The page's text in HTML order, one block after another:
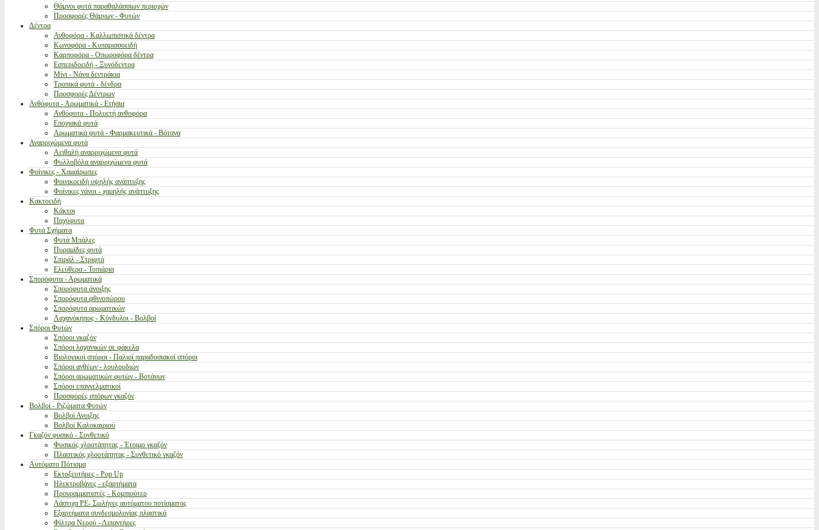
Θάμνοι φυτά παραθαλάσσιων περιοχών
Προσφορές Θάμνων - Φυτών
Δέντρα
Ανθοφόρα - Καλλωπιστικά δέντρα
Κωνοφόρα - Κυπαρισσοειδή
Καρποφόρα - Οπωροφόρα δέντρα
Εσπεριδοειδή - Ξυνόδεντρα
Μίνι - Νάνα δεντράκια
Τροπικά φυτά - δένδρα
Προσφορές Δέντρων
Ανθόφυτα - Αρωματικά - Ετήσια
Ανθόφυτα - Πολυετή ανθοφόρα
Εποχιακά φυτά
Αρωματικά φυτά - Φαρμακευτικά - Βότανα
Αναρριχώμενα φυτά
Αειθαλή αναρριχώμενα φυτά
Φυλλοβόλα αναρριχώμενα φυτά
Φοίνικες - Χαμαίρωπες
Φοινικοειδή υψηλής ανάπτυξης
Φοίνικες νάνοι - χαμηλής ανάπτυξης
Κακτοειδή
Κάκτοι
Παχύφυτα
Φυτά Σχήματα
Φυτά Μπάλες
Πυραμίδες φυτά
Σπιράλ - Στριφτά
Ελεύθερα - Τοπιάρια
Σπορόφυτα - Αρωματικά
Σπορόφυτα άνοιξης
Σπορόφυτα φθινοπώρου
Σπορόφυτα αρωματικών
Λαχανόκηπος - Κόνδυλοι - Βολβοί
Σπόροι Φυτών
Σπόροι γκαζόν
Σπόροι λαχανικών σε φάκελα
Βιολογικοί σπόροι - Παλιοί παραδοσιακοί σπόροι
Σπόροι ανθέων - λουλουδιών
Σπόροι αρωματικών φυτών - Βοτάνων
Σπόροι επαγγελματικοί
Προσφορές σπόρων γκαζόν
Βολβοί - Ριζώματα Φυτών
Βολβοί Ανοιξης
Βολβοί Καλοκαιριού
Γκαζόν φυσικό - Συνθετικό
Φυσικός χλοοτάπητας - Έτοιμο γκαζόν
Πλαστικός χλοοτάπητας - Συνθετικό γκαζόν
Αυτόματο Πότισμα
Εκτοξευτήρες - Pop Up
Ηλεκτροβάνες - εξαρτήματα
Προγραμματιστές - Κομπιούτερ
Λάστιχα PE- Σωλήνες αυτόματου ποτίσματος
Εξαρτήματα συνδεσμολογίας πλαστικά
Φίλτρα Νερού - Λιπαντήρες